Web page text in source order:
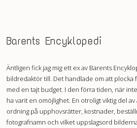
Barents Encyklopedi
Äntligen fick jag mig ett ex av Barents
bildredaktör till. Det handlade om att
med en tajt budget. I den förra tiden, när
ha varit en omöjlighet. En otroligt viktig del
ordning på upphovsrätter, kostnader,
fotografnamn och vilket uppslagsord